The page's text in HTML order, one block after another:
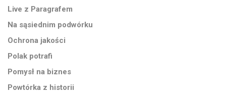
Live z Paragrafem
Na sąsiednim podwórku
Ochrona jakości
Polak potrafi
Pomysł na biznes
Powtórka z historii